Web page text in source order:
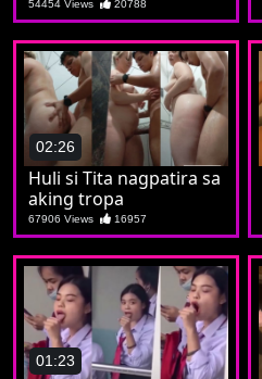
54454 Views 20788
02:26
Huli si Tita nagpatira sa
aking tropa
67906 Views 16957
01:23